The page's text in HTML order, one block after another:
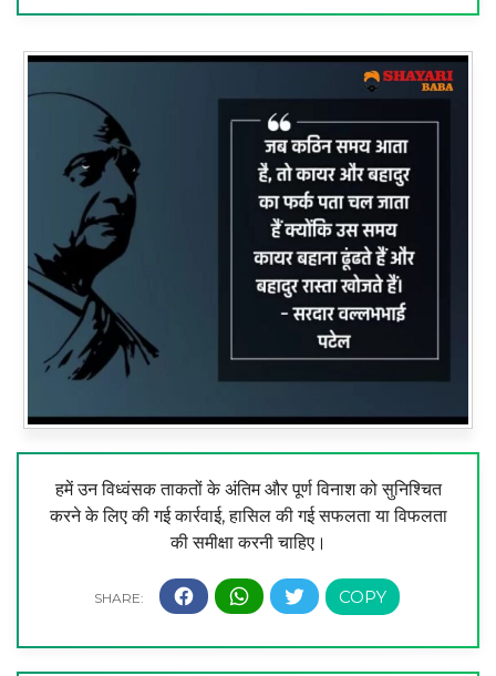
हमें उन विध्वंसक ताकतों के अंतिम और पूर्ण विनाश को सुनिश्चित
करने के लिए की गई कार्रवाई, हासिल की गई सफलता या विफलता
की समीक्षा करनी चाहिए।